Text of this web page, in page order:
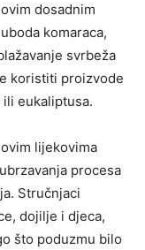
dosadnim
komaraca,
svrbeža
koristiti proizvode
eukaliptusa.
lijekovima
procesa
Stručnjaci
dojilje i djeca,
što poduzmu bilo